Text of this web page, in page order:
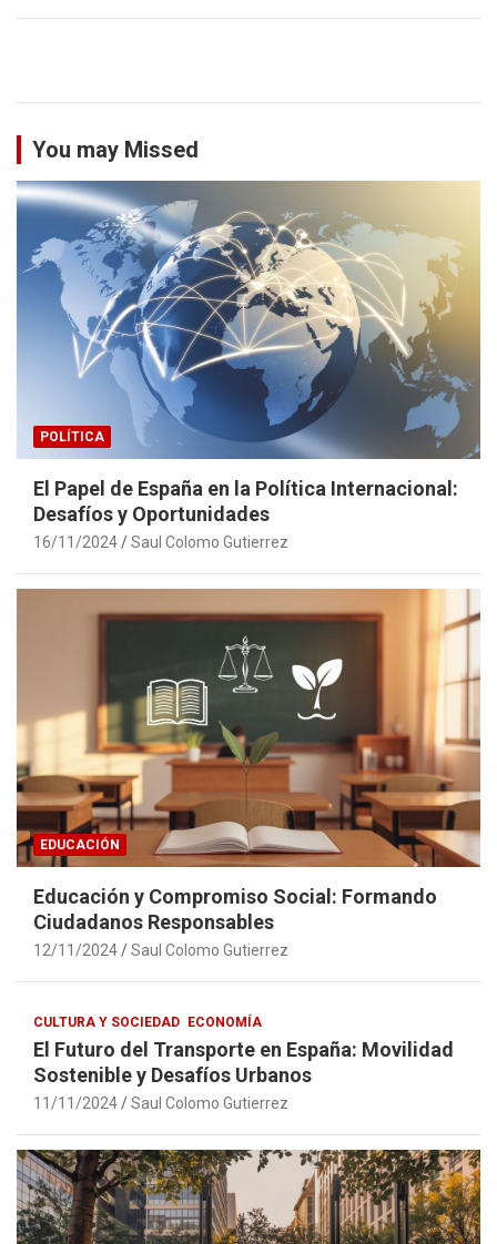
You may Missed
POLÍTICA
El Papel de España en la Política Internacional:
Desafíos y Oportunidades
16/11/2024 Saul Colomo Gutierrez
EDUCACIÓN
Educación y Compromiso Social: Formando
Ciudadanos Responsables
12/11/2024 Saul Colomo Gutierrez
CULTURA Y SOCIEDAD ECONOMÍA
El Futuro del Transporte en España: Movilidad
Sostenible y Desafíos Urbanos
11/11/2024 Saul Colomo Gutierrez